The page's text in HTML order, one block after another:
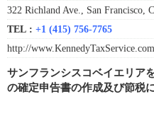
322 Richland Ave., San Francisco,
TEL : +1 (415) 756-7765
http://www.KennedyTaxService.com
サンフランシスコベイエリア
の確定申告書の作成及び節税